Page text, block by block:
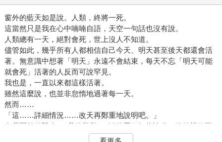
窗外的藍天如是說。人類，終將一死。
這當然只是我在心中喃喃自語，天空一句話也沒有說。
人類總有一天，絕對會死，世上沒人不知道。
儘管如此，幾乎所有人都相信自己今天、明天甚至後天都還會活
著。無意識中想著「明天」永遠不會結束，每天不忘「明天可能
就會死」活著的人反而可說罕見。
我也是，一直以來都這樣活著。
雖然這麼說，也並非怠惰地過著每一天。
然而……
「這……詳細情況……改天再鄭重地說明吧。」
在我面前的醫生──我的舅舅──皺起眉頭如此說道。他的視線不
是看著我，而是看著病歷表。我從他隨時都會哭出來的表情，理